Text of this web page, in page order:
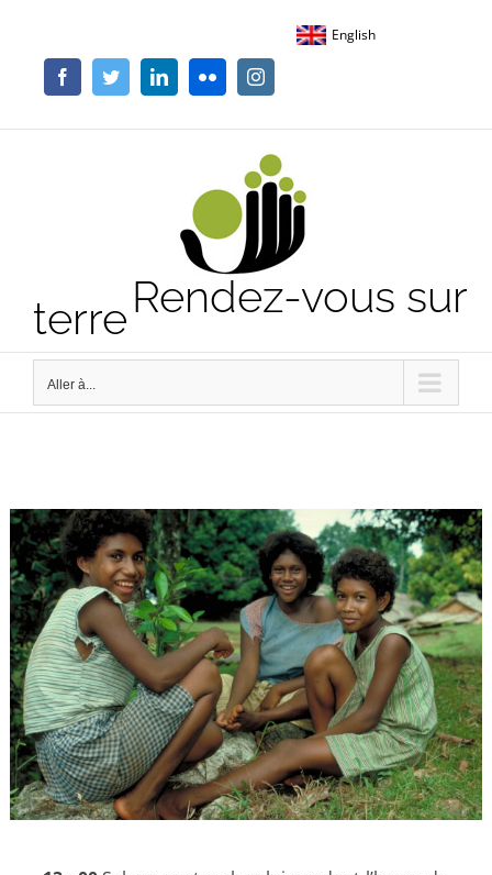
contenu
English
FacebookTwitterLinkedInFlickr Instagram
Rendez-vous sur
terre
Aller à...
Voir
l'image
agrandie